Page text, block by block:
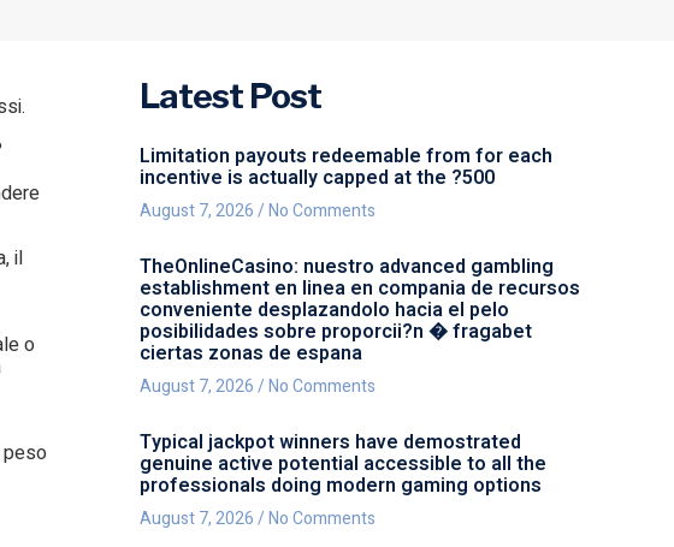
il
o
peso
Latest Post
Limitation payouts redeemable from for each
incentive is actually capped at the ?500
August 7, 2026 No Comments
TheOnlineCasino: nuestro advanced gambling
establishment en linea en compania de recursos
conveniente desplazandolo hacia el pelo
posibilidades sobre proporcii?n � fragabet
ciertas zonas de espana
August 7, 2026 No Comments
Typical jackpot winners have demostrated
genuine active potential accessible to all the
professionals doing modern gaming options
August 7, 2026 No Comments